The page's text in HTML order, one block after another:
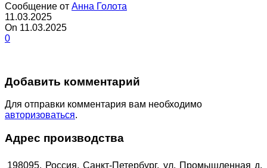
Сообщение от Анна Голота
11.03.2025
On 11.03.2025
0
Добавить комментарий
Для отправки комментария вам необходимо
авторизоваться.
Адрес производства
198095, Россия, Санкт-Петербург, ул. Промышленная д.